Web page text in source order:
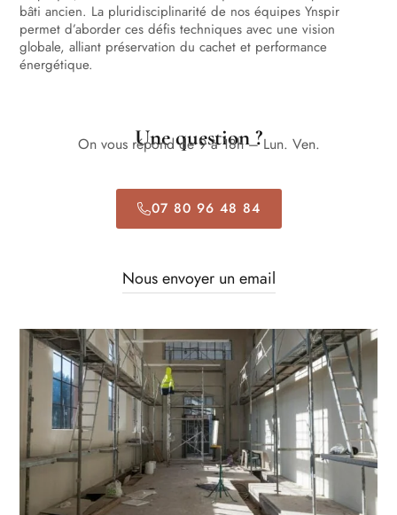
bâti ancien. La pluridisciplinarité de nos équipes Ynspir
permet d’aborder ces défis techniques avec une vision
globale, alliant préservation du cachet et performance
énergétique.
Une question ?
On vous répond de 9 à 18h – Lun. Ven.
07 80 96 48 84
Nous envoyer un email